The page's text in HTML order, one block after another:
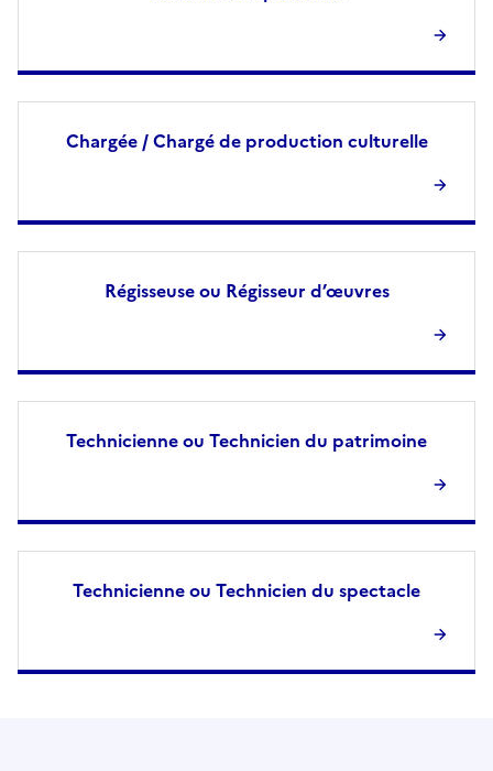
Chargée / Chargé de production culturelle
Régisseuse ou Régisseur d’œuvres
Technicienne ou Technicien du patrimoine
Technicienne ou Technicien du spectacle